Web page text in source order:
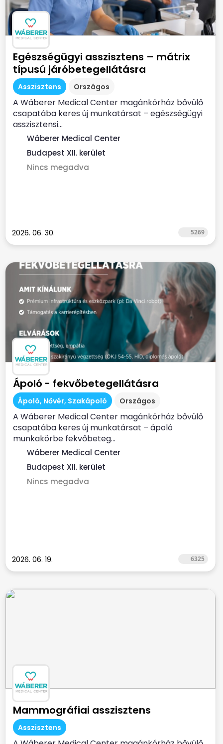
Egészségügyi asszisztens – mátrix
típusú járóbetegellátásra
Asszisztens Országos
A Wáberer Medical Center magánkórház bővülő
csapatába keres új munkatársat – egészségügyi
asszisztensi...
Wáberer Medical Center
Budapest XII. kerület
Nincs megadva
2026. 06. 30. 5269
Ápoló - fekvőbetegellátásra
Ápoló, Nővér, Szakápoló Országos
A Wáberer Medical Center magánkórház bővülő
csapatába keres új munkatársat – ápoló
munkakörbe fekvőbeteg...
Wáberer Medical Center
Budapest XII. kerület
Nincs megadva
2026. 06. 19. 6325
Mammográfiai asszisztens
Asszisztens